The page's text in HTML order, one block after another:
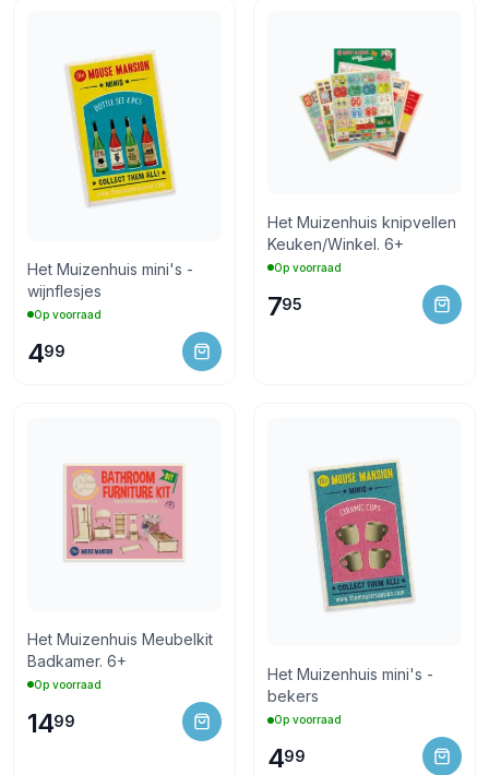
Het Muizenhuis mini's -
wijnflesjes
Op voorraad
499
Het Muizenhuis knipvellen
Keuken/Winkel. 6+
Op voorraad
795
Het Muizenhuis Meubelkit
Badkamer. 6+
Op voorraad
1499
Het Muizenhuis mini's -
bekers
Op voorraad
499